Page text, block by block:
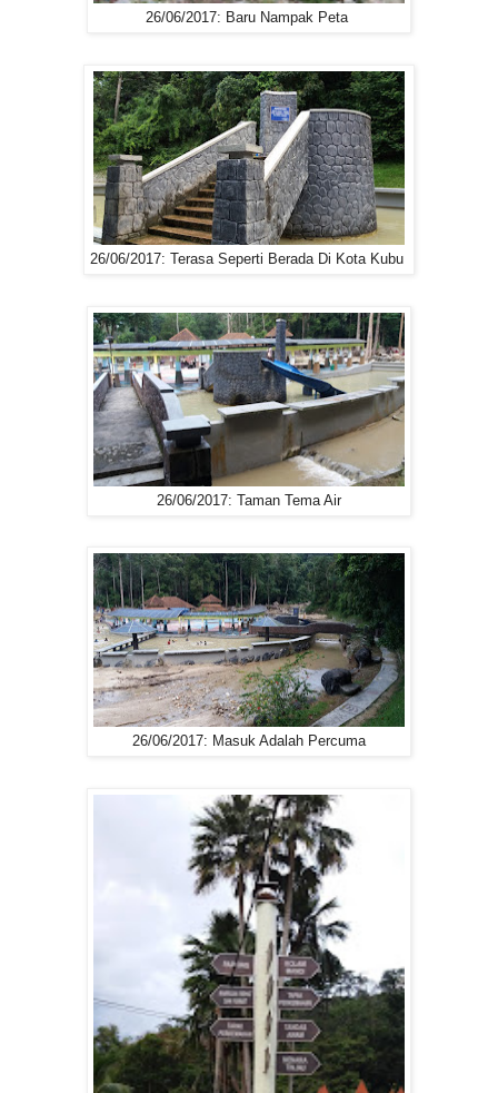
26/06/2017: Baru Nampak Peta
26/06/2017: Terasa Seperti Berada Di Kota Kubu
26/06/2017: Taman Tema Air
26/06/2017: Masuk Adalah Percuma